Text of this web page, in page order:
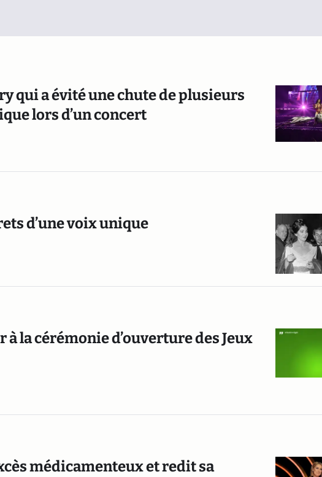
qui a évité une chute de plusieurs
lors d’un concert
d’une voix unique
la cérémonie d’ouverture des Jeux
médicamenteux et redit sa